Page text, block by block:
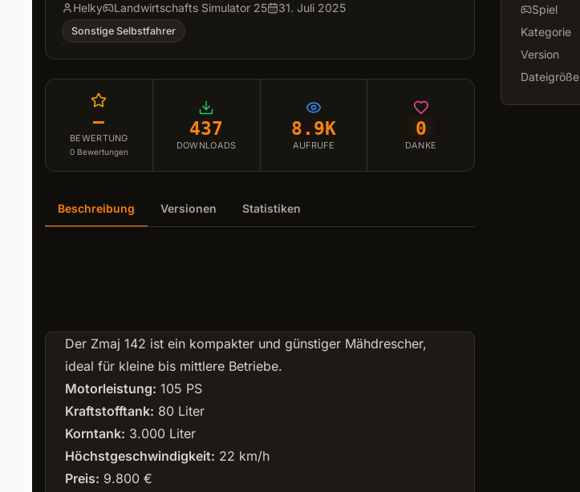
Helky Landwirtschafts Simulator 25 31. Juli 2025
Sonstige Selbstfahrer
–
BEWERTUNG
0 Bewertungen
437
DOWNLOADS
8.9K
AUFRUFE
0
DANKE
Beschreibung Versionen Statistiken
Der Zmaj 142 ist ein kompakter und günstiger Mähdrescher,
ideal für kleine bis mittlere Betriebe.
Motorleistung: 105 PS
Kraftstofftank: 80 Liter
Korntank: 3.000 Liter
Höchstgeschwindigkeit: 22 km/h
Preis: 9.800 €
Spiel
Kategorie
Version
Dateigröße